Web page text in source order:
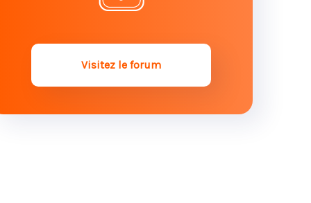
Contester une donation : comment
marche le rapport à la succession ?
Visitez le forum